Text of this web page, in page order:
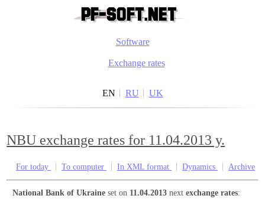
Software
Exchange rates
EN RU UK
NBU exchange rates for 11.04.2013 y.
For today To computer In XML format Dynamics Archive
National Bank of Ukraine set on 11.04.2013 nextexchange rates: